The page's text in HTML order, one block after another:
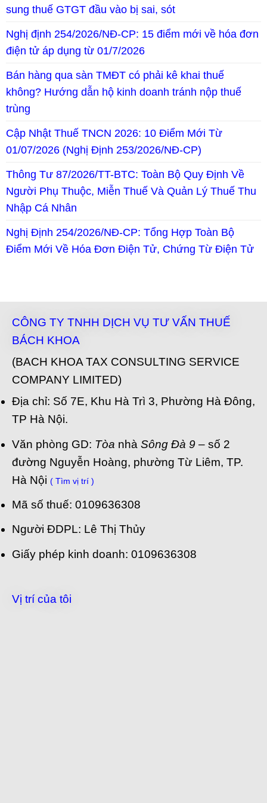
sung thuế GTGT đầu vào bị sai, sót
Nghị định 254/2026/NĐ-CP: 15 điểm mới về hóa đơn
điện tử áp dụng từ 01/7/2026
Bán hàng qua sàn TMĐT có phải kê khai thuế
không? Hướng dẫn hộ kinh doanh tránh nộp thuế
trùng
Cập Nhật Thuế TNCN 2026: 10 Điểm Mới Từ
01/07/2026 (Nghị Định 253/2026/NĐ-CP)
Thông Tư 87/2026/TT-BTC: Toàn Bộ Quy Định Về
Người Phụ Thuộc, Miễn Thuế Và Quản Lý Thuế Thu
Nhập Cá Nhân
Nghị Định 254/2026/NĐ-CP: Tổng Hợp Toàn Bộ
Điểm Mới Về Hóa Đơn Điện Tử, Chứng Từ Điện Tử
CÔNG TY TNHH DỊCH VỤ TƯ VẤN THUẾ
BÁCH KHOA
(BACH KHOA TAX CONSULTING SERVICE
COMPANY LIMITED)
Địa chỉ: Số 7E, Khu Hà Trì 3, Phường Hà Đông,
TP Hà Nội.
Văn phòng GD: Tòa nhà Sông Đà 9 – số 2
đường Nguyễn Hoàng, phường Từ Liêm, TP.
Hà Nội ( Tìm vị trí )
Mã số thuế: 0109636308
Người ĐDPL: Lê Thị Thủy
Giấy phép kinh doanh: 0109636308
Vị trí của tôi